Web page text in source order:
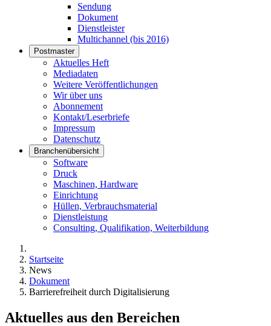
Sendung
Dokument
Dienstleister
Multichannel (bis 2016)
Postmaster
Aktuelles Heft
Mediadaten
Weitere Veröffentlichungen
Wir über uns
Abonnement
Kontakt/Leserbriefe
Impressum
Datenschutz
Branchenübersicht
Software
Druck
Maschinen, Hardware
Einrichtung
Hüllen, Verbrauchsmaterial
Dienstleistung
Consulting, Qualifikation, Weiterbildung
Startseite
News
Dokument
Barrierefreiheit durch Digitalisierung
Aktuelles aus den Bereichen